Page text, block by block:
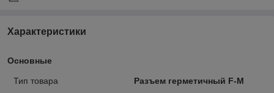
Характеристики
Основные
Тип товарa
Разъем герметичный F-M